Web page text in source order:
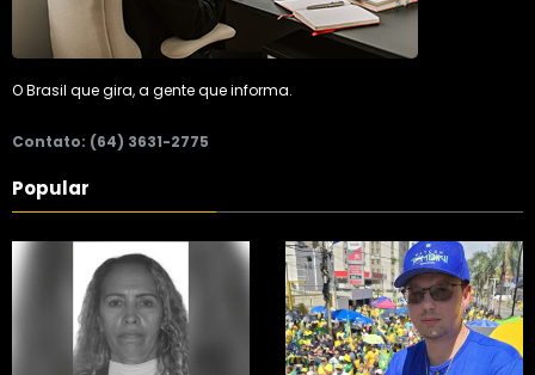
O Brasil que gira, a gente que informa.
Contato: (64) 3631-2775
Popular